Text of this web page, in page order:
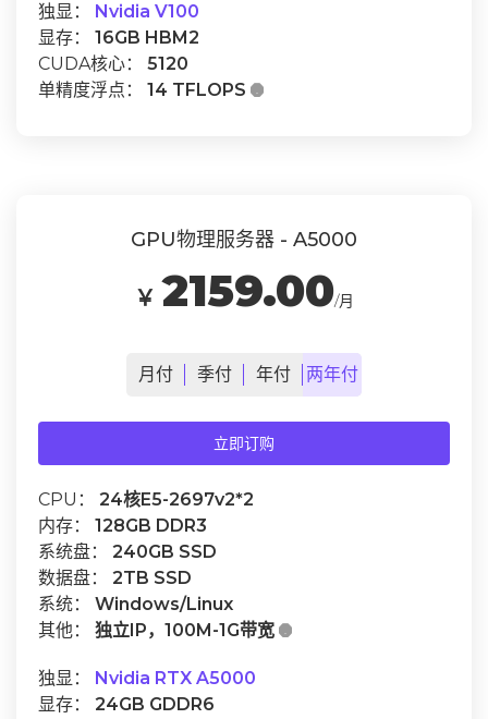
独显： Nvidia V100
显存： 16GB HBM2
CUDA核心： 5120
单精度浮点： 14 TFLOPS 
GPU物理服务器 - A5000
￥ 2159.00/月
月 付 季付 年付 两年付
立即订购
CPU： 24核E5-2697v2*2
内存： 128GB DDR3
系统盘： 240GB SSD
数据盘： 2TB SSD
系统： Windows/Linux
其他： 独立IP，100M-1G带宽 
独显： Nvidia RTX A5000
显存： 24GB GDDR6